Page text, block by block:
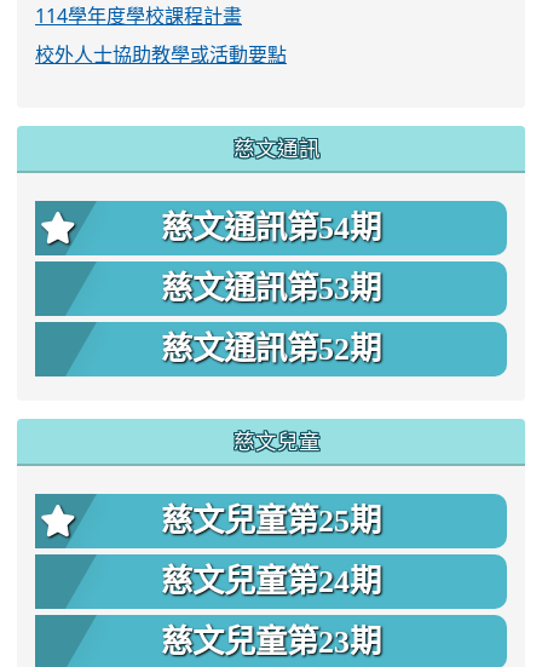
114學年度學校課程計畫
校外人士協助教學或活動要點
慈文通訊
慈文通訊第54期
慈文通訊第53期
慈文通訊第52期
慈文兒童
慈文兒童第25期
慈文兒童第24期
慈文兒童第23期